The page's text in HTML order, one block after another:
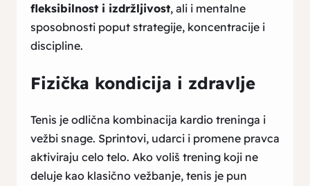
fleksibilnost i izdržljivost, ali i mentalne
sposobnosti poput strategije, koncentracije i
discipline.
Fizička kondicija i zdravlje
Tenis je odlična kombinacija kardio treninga i
vežbi snage. Sprintovi, udarci i promene pravca
aktiviraju celo telo. Ako voliš trening koji ne
deluje kao klasično vežbanje, tenis je pun